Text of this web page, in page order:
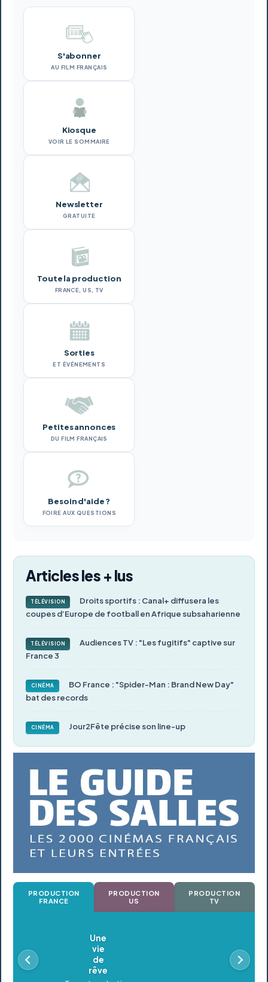
S'abonner
AU FILM FRANÇAIS
Kiosque
VOIR LE SOMMAIRE
Newsletter
GRATUITE
Toute la production
FRANCE, US, TV
Sorties
ET ÉVÉNEMENTS
Petites annonces
DU FILM FRANÇAIS
Besoin d'aide ?
FOIRE AUX QUESTIONS
Articles les + lus
TÉLÉVISION
Droits sportifs : Canal+ diffusera les
coupes d’Europe de football en Afrique subsaharienne
TÉLÉVISION
Audiences TV : "Les fugitifs" captive sur
France 3
CINÉMA
BO France : "Spider-Man : Brand New Day"
bat des records
CINÉMA Jour2Fête précise son line-up
PRODUCTION
FRANCE
PRODUCTION
US
PRODUCTION
TV
Oldeupe
En postproduction